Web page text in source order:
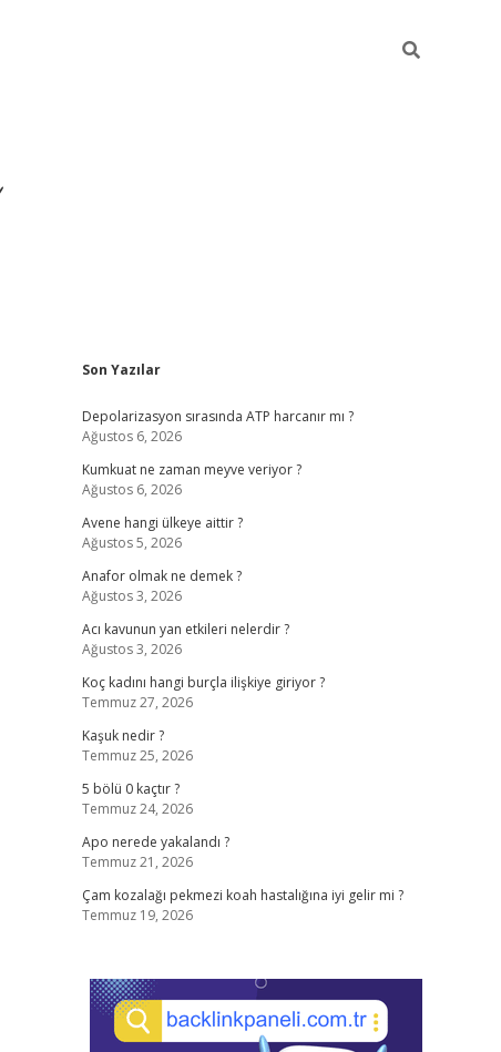
Sidebar
Son Yazılar
Depolarizasyon sırasında ATP harcanır mı ?
Ağustos 6, 2026
Kumkuat ne zaman meyve veriyor ?
Ağustos 6, 2026
Avene hangi ülkeye aittir ?
Ağustos 5, 2026
Anafor olmak ne demek ?
Ağustos 3, 2026
Acı kavunun yan etkileri nelerdir ?
Ağustos 3, 2026
Koç kadını hangi burçla ilişkiye giriyor ?
Temmuz 27, 2026
Kaşuk nedir ?
Temmuz 25, 2026
5 bölü 0 kaçtır ?
Temmuz 24, 2026
Apo nerede yakalandı ?
Temmuz 21, 2026
Çam kozalağı pekmezi koah hastalığına iyi gelir mi ?
Temmuz 19, 2026